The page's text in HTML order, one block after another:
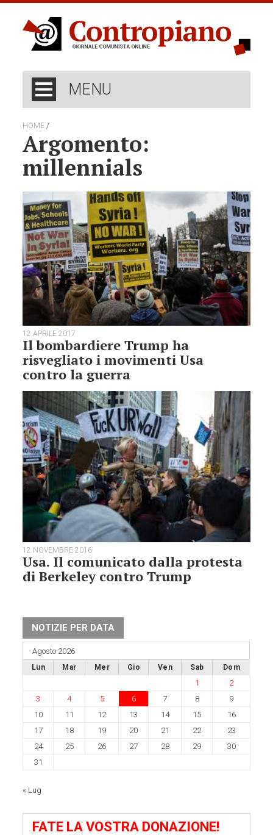
MENU
HOME /
Argomento:
millennials
12 APRILE 2017
Il bombardiere Trump ha
risvegliato i movimenti Usa
contro la guerra
12 NOVEMBRE 2016
Usa. Il comunicato dalla protesta
di Berkeley contro Trump
NOTIZIE PER DATA
Agosto 2026
Lun Mar Mer Gio Ven Sab Dom
1
2
3
4 5 6 7 8
9
10
11 12 13 14 15
16
17
18 19 20 21 22
23
24
25 26 27 28 29
30
31
« Lug
FATE LA VOSTRA DONAZIONE!